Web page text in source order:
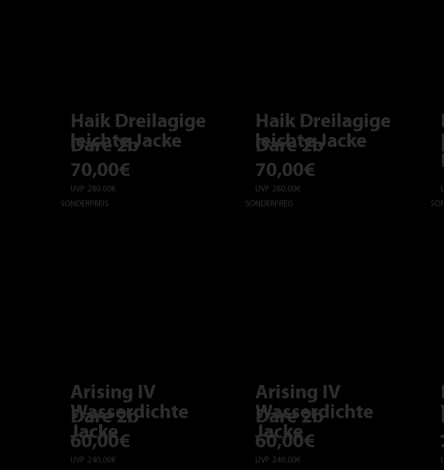
Haik Dreilagige
leichte Jacke
Dare 2b
70,00€
UVP 280,00€
Haik Dreilagige
leichte Jacke
Dare 2b
70,00€
UVP 280,00€
Arising IV
Wasserdichte
Jacke
Dare 2b
60,00€
UVP 240,00€
SONDERPREIS
Arising IV
Wasserdichte
Jacke
Dare 2b
60,00€
UVP 240,00€
SONDERPREIS